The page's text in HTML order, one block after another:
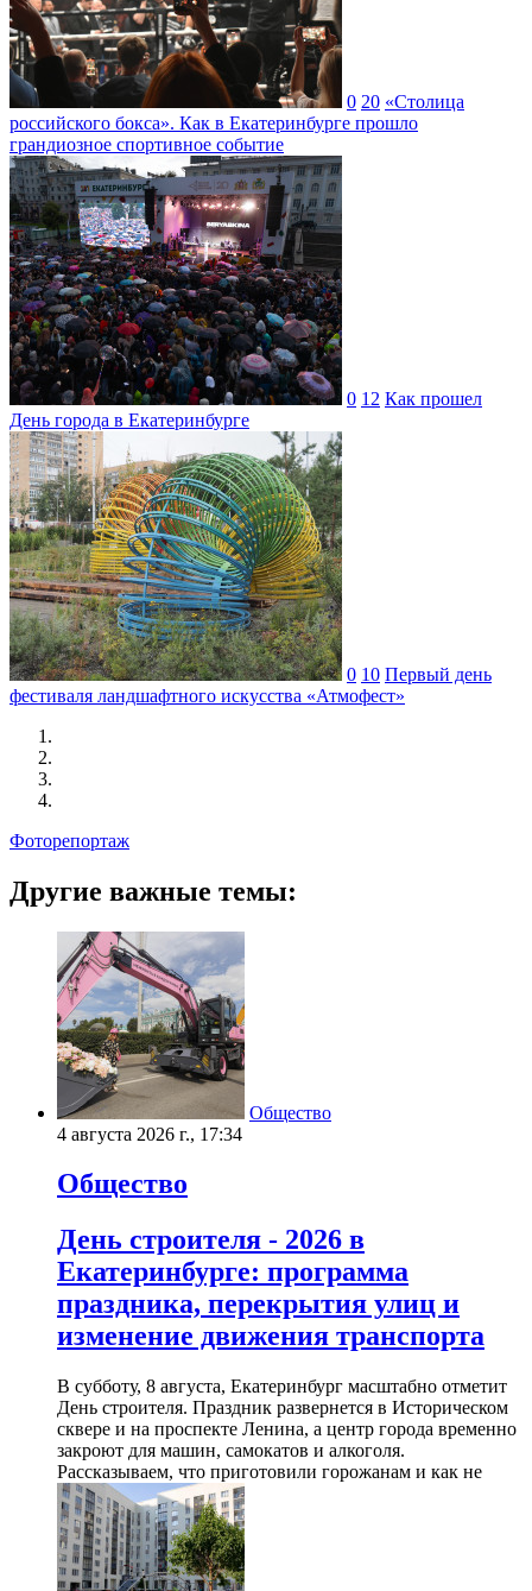
0 20 «Столица
российского бокса». Как в Екатеринбурге прошло
грандиозное спортивное событие
0 12 Как прошел
День города в Екатеринбурге
0 10 Первый день
фестиваля ландшафтного искусства «Атмофест»
Фоторепортаж
Другие важные темы:
Общество
4 августа 2026 г., 17:34
Общество
День строителя - 2026 в
Екатеринбурге: программа
праздника, перекрытия улиц и
изменение движения транспорта
В субботу, 8 августа, Екатеринбург масштабно отметит
День строителя. Праздник развернется в Историческом
сквере и на проспекте Ленина, а центр города временно
закроют для машин, самокатов и алкоголя.
Рассказываем, что приготовили горожанам и как не